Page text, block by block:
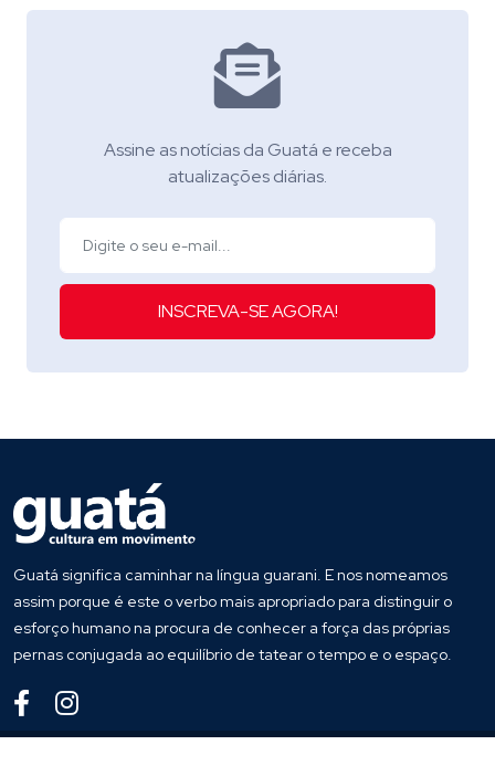
Assine as notícias da Guatá e receba
atualizações diárias.
INSCREVA-SE AGORA!
Guatá significa caminhar na língua guarani. E nos nomeamos
assim porque é este o verbo mais apropriado para distinguir o
esforço humano na procura de conhecer a força das próprias
pernas conjugada ao equilíbrio de tatear o tempo e o espaço.